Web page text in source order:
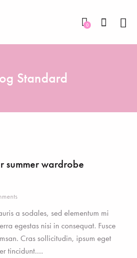
0
Standard
summer wardrobe
a sodales, sed elementum mi
egestas nisi in consequat. Fusce
Cras sollicitudin, ipsum eget
tincidunt.…